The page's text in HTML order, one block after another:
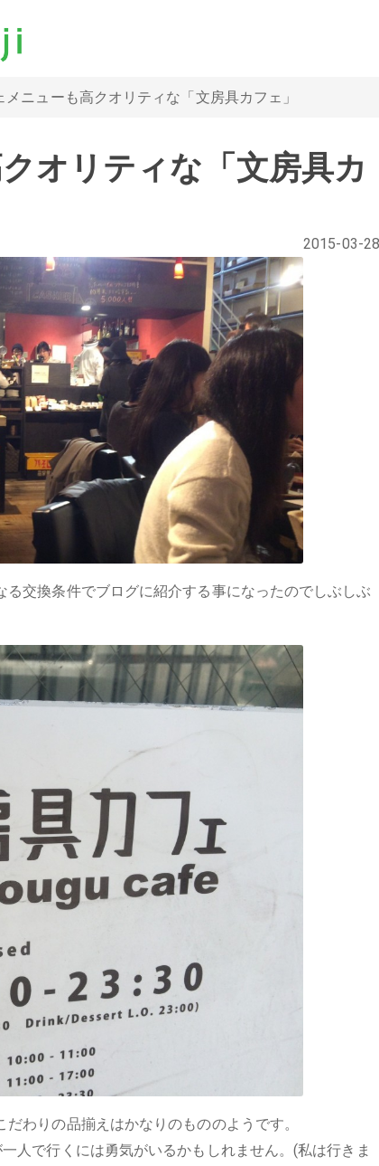
メニューも高クオリティな「文房具カフェ」
オリティな「文房具カ
2015-03-28
交換条件でブログに紹介する事になったのでしぶしぶ
わりの品揃えはかなりのもののようです。
人で行くには勇気がいるかもしれません。(私は行きま